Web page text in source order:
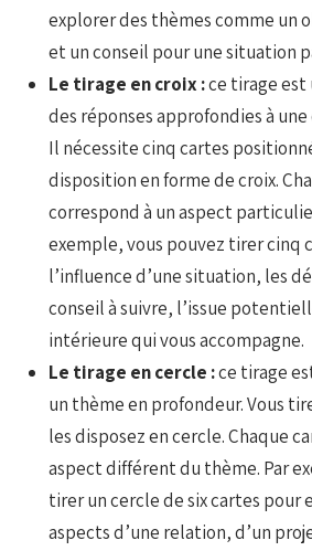
explorer des thèmes comme un
et un conseil pour une situation
Le tirage en croix :ce tirage
des réponses approfondies à
Il nécessite cinq cartes
disposition en forme de croix.
correspond à un aspect
exemple, vous pouvez tirer cinq
l’influence d’une situation, les
conseil à suivre, l’issue
intérieure qui vous accompagne.
Le tirage en cercle :ce tirage
un thème en profondeur. Vous
les disposez en cercle. Chaque
aspect différent du thème. Par
tirer un cercle de six cartes pour
aspects d’une relation, d’un